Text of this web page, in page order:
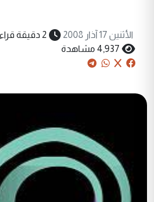
الأثنين 17 آذار 2008 2 دقيقة قراءة
4,937 مشاهدة